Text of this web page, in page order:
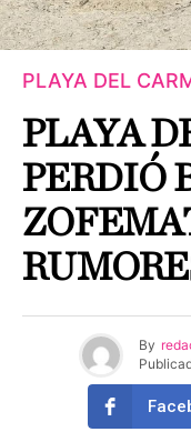
PLAYA DEL
PLAYA
PERDIÓ
By